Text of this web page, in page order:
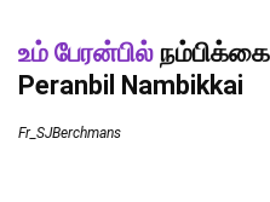
உம் பேரன்பில்
Peranbil Nambikkai
Fr_SJBerchmans